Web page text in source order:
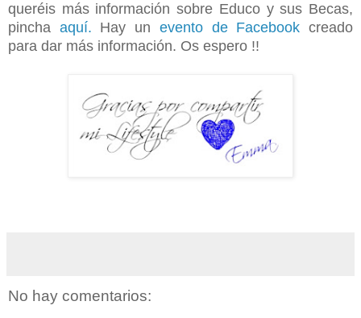
queréis más información sobre Educo y sus Becas,
pincha aquí. Hay un evento de Facebook creado
para dar más información. Os espero !!
No hay comentarios: